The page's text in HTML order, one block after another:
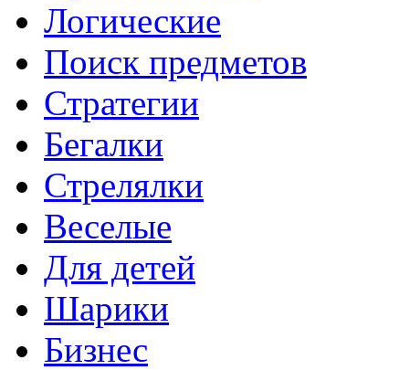
Логические
Поиск предметов
Стратегии
Бегалки
Стрелялки
Веселые
Для детей
Шарики
Бизнес